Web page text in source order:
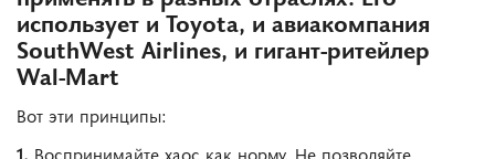
использует и Toyota, и авиакомпания
SouthWest Airlines, и гигант-ритейлер
Wal-Mart
Вот эти принципы:
1. Воспринимайте хаос как норму. Не позволяйте